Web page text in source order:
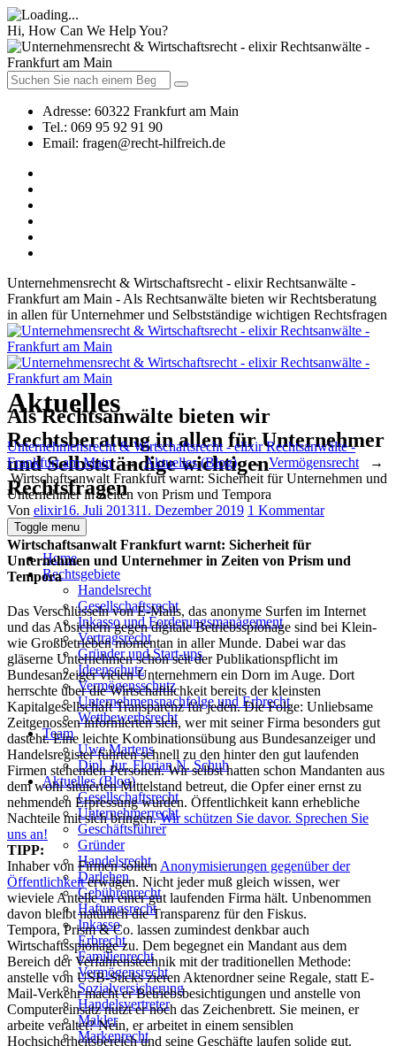
Hi, How Can We Help You?
Adresse: 60322 Frankfurt am Main
Tel.: 069 95 92 91 90
Email: fragen@recht-hilfreich.de
Unternehmensrecht & Wirtschaftsrecht - elixir Rechtsanwälte -
Frankfurt am Main - Als Rechtsanwälte bieten wir Rechtsberatung
in allen für Unternehmer und Selbstständige wichtigen Rechtsfragen
Als Rechtsanwälte bieten wir
Rechtsberatung in allen für Unternehmer
und Selbstständige wichtigen
Rechtsfragen
Toggle menu
Home
Rechtsgebiete
Handelsrecht
Gesellschaftsrecht
Inkasso und Forderungsmanagement
Vertragsrecht
Gründer und Start-ups
Ideenschutz
Vermögensschutz
Unternehmensnachfolge und Erbrecht
Wettbewerbsrecht
Team
Uwe Martens
Dipl. Jur. Florian N. Schuh
Aktuelles (Blog)
Gesellschaftsrecht
Unternehmerrecht
Geschäftsführer
Gründer
Handelsrecht
Darlehen
Gebührenrecht
Haftungsrecht
Inkasso
Erbrecht
Familienrecht
Vermögensrecht
Sozialversicherung
Handelsvertreter
Makler
Markenrecht
Aktuelles
Unternehmensrecht & Wirtschaftsrecht - elixir Rechtsanwälte -
Frankfurt am Main →Aktuelles (Blog)→Vermögensrecht →
Wirtschaftsanwalt Frankfurt warnt: Sicherheit für Unternehmen und
Unternehmer in Zeiten von Prism und Tempora
Author
Von elixirPosted
on
16. Juli 201311. Dezember 2019 1 Kommentarzu
warnt:
und
Unternehmer
in
Zeiten
von
Prism
und
Tempora
Wirtschaftsanwalt Frankfurt warnt: Sicherheit für
Unternehmen und Unternehmer in Zeiten von Prism und
Tempora
Das Verschlüsseln von E-Mails, das anonyme Surfen im Internet
und das Absichern gegen digitale Betriebsspionage sind bei Klein-
wie Großbetrieben momentan in aller Munde. Dabei war das
gläserne Unternehmen schon seit der Publikationspflicht im
Bundesanzeiger vielen Unternehmern ein Dorn im Auge. Dort
herrschte über die Wirtschaftlichkeit bereits der kleinsten
Kapitalgesellschaft Transparenz für jeden. Die Folge: Unliebsame
Zeitgenossen informierten sich, wer mit seiner Firma besonders gut
dasteht. Eine leichte Kombinationsübung aus Bundesanzeiger und
Handelsregister führten schnell zu den hinter den gut laufenden
Firmen stehenden Personen. Wir selbst hatten schon Mandanten aus
dem wohl situierten Mittelstand betreut, die Opfer einer ernst zu
nehmenden Erpressung wurden. Öffentlichkeit kann erhebliche
Nachteile mit sich bringen.Wir schützen Sie davor. Sprechen Sie
uns an!
TIPP:
Inhaber von Firmen solltenAnonymisierungen gegenüber der
Öffentlichkeiterwägen. Nicht jeder muß gleich wissen, wer
wieviele Anteile an einer gut laufenden Firma hält. Unbenommen
davon bleibt natürlich die Transparenz für den Fiskus.
Tempora, Prism & Co. lassen zumindest denkbar auch
Wirtschaftsspionage zu. Dem begegnet ein Mandant aus dem
Bereich der Verfahrenstechnik mit der traditionellen Methode:
anstelle von USB-Sticks zieren Aktenordner seine Regale, statt E-
Mail-Verkehr macht er Betriebsbesichtigungen und anstelle von
Computereinsatz nutzt er noch das Zeichenbrett. Sie meinen, er
arbeite veraltet? Nein, er arbeitet in einem sensiblen
Hochsicherheitsbereich und seine Geschäfte laufen solide gut.